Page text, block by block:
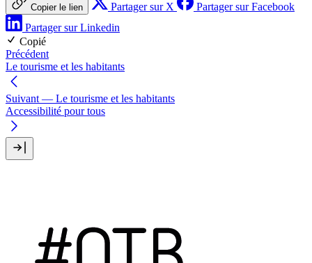
Copier le lien Partager sur X
Partager sur Facebook
Partager sur Linkedin
Copié
Précédent
Le tourisme et les habitants
Suivant — Le tourisme et les habitants
Accessibilité pour tous